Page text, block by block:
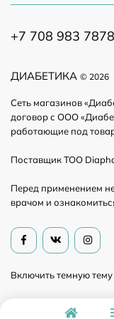
ДИАБЕТИКА © 2026
Сеть магазинов
договор с ООО
работающие под
Поставщик ТОО
Перед применением
врачом и
+7 708 983 7878